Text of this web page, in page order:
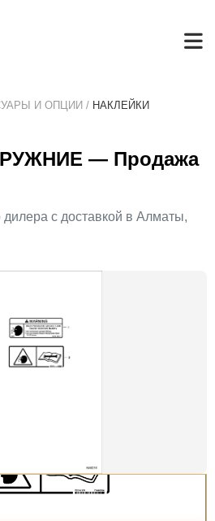
И ОПЦИИ / НАКЛЕЙКИ
— Продажа
с доставкой в Алматы,